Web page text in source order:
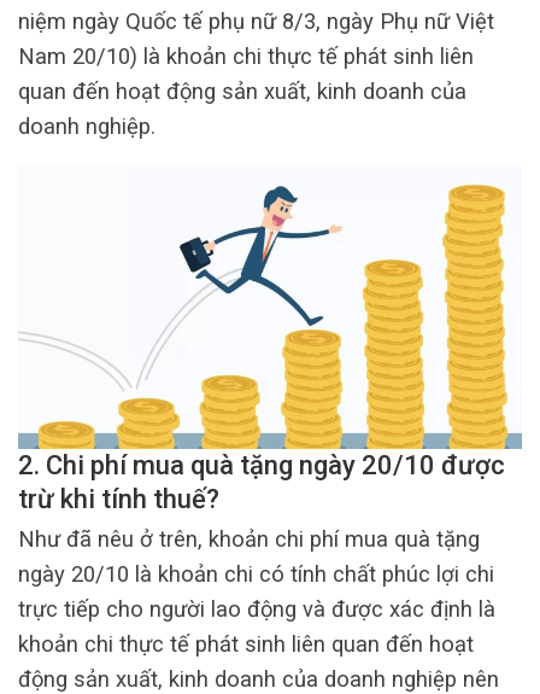
niệm ngày Quốc tế phụ nữ 8/3, ngày Phụ nữ Việt
Nam 20/10) là khoản chi thực tế phát sinh liên
quan đến hoạt động sản xuất, kinh doanh của
doanh nghiệp.
2. Chi phí mua quà tặng ngày 20/10 được
trừ khi tính thuế?
Như đã nêu ở trên, khoản chi phí mua quà tặng
ngày 20/10 là khoản chi có tính chất phúc lợi chi
trực tiếp cho người lao động và được xác định là
khoản chi thực tế phát sinh liên quan đến hoạt
động sản xuất, kinh doanh của doanh nghiệp nên